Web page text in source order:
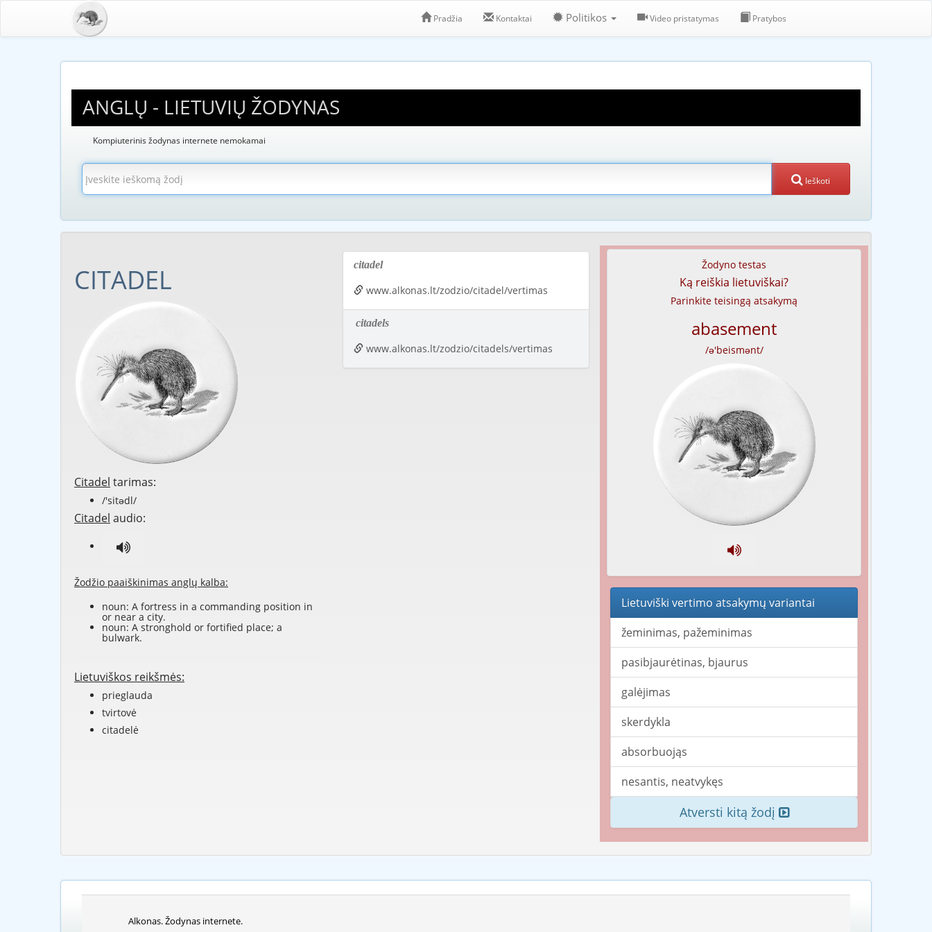
Pradžia Kontaktai Politikos Video pristatymas Pratybos
ANGLŲ - LIETUVIŲ ŽODYNAS
Kompiuterinis žodynas internete nemokamai
Ieškoti
CITADEL
Citadel tarimas:
/'sitədl/
Citadel audio:
Žodžio paaiškinimas anglų kalba:
noun: A fortress in a commanding position in
or near a city.
noun: A stronghold or fortified place; a
bulwark.
Lietuviškos reikšmės:
prieglauda
tvirtovė
citadelė
citadel
www.alkonas.lt/zodzio/citadel/vertimas
citadels
www.alkonas.lt/zodzio/citadels/vertimas
Žodyno testas
Ką reiškia lietuviškai?
Parinkite teisingą atsakymą
abasement
/ə'beismənt/
Lietuviški vertimo atsakymų variantai
žeminimas, pažeminimas
pasibjaurėtinas, bjaurus
galėjimas
skerdykla
absorbuojąs
nesantis, neatvykęs
Atversti kitą žodį
Alkonas. Žodynas internete.